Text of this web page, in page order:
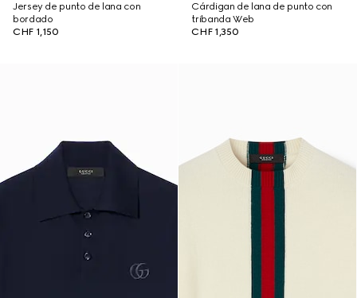
Jersey de punto de lana con
bordado
CHF 1,150
Cárdigan de lana de punto con
tribanda Web
CHF 1,350